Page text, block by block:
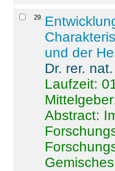
29.
und der
Dr. rer.
Laufzeit:
Abstract: